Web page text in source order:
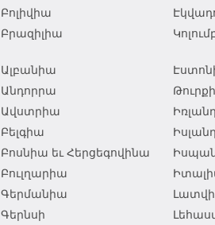
Բոլիվիա
Բրազիլիա
Ալբանիա
Անդորրա
Ավստրիա
Բելգիա
Բոսնիա եւ Հերցեգովինա
Բուլղարիա
Գերմանիա
Գերնսի